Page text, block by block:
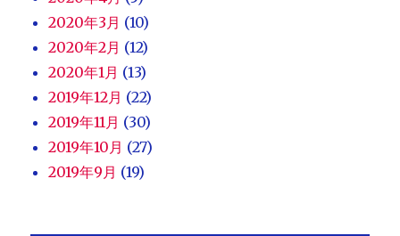
2020年3月 (10)
2020年2月 (12)
2020年1月 (13)
2019年12月 (22)
2019年11月 (30)
2019年10月 (27)
2019年9月 (19)